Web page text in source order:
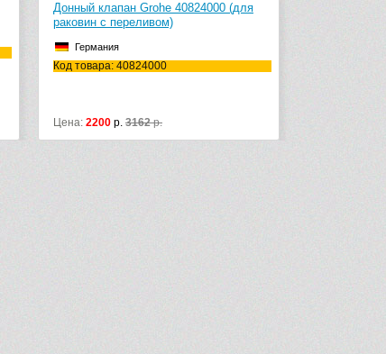
Донный клапан Grohe 40824000 (для
раковин с переливом)
Германия
Код товара: 40824000
Цена: 2200 р. 3162р.